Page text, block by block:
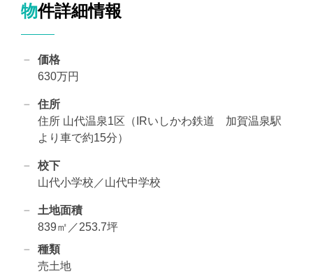
物件詳細情報
価格
630万円
住所
住所 山代温泉1区（IRいしかわ鉄道 加賀温泉駅
より車で約15分）
校下
山代小学校／山代中学校
土地面積
839㎡／253.7坪
種類
売土地